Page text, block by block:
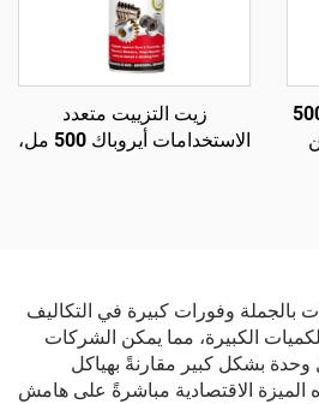
أيروباك 500
زيت التزييت متعدد
الاستخدامات أيروباك 500 مل،
بالجملة وفورات كبيرة في التكاليف
الكبيرة، مما يمكن الشركات
بشكل كبير مقارنةً بهياكل
الميزة الاقتصادية مباشرةً على هامش